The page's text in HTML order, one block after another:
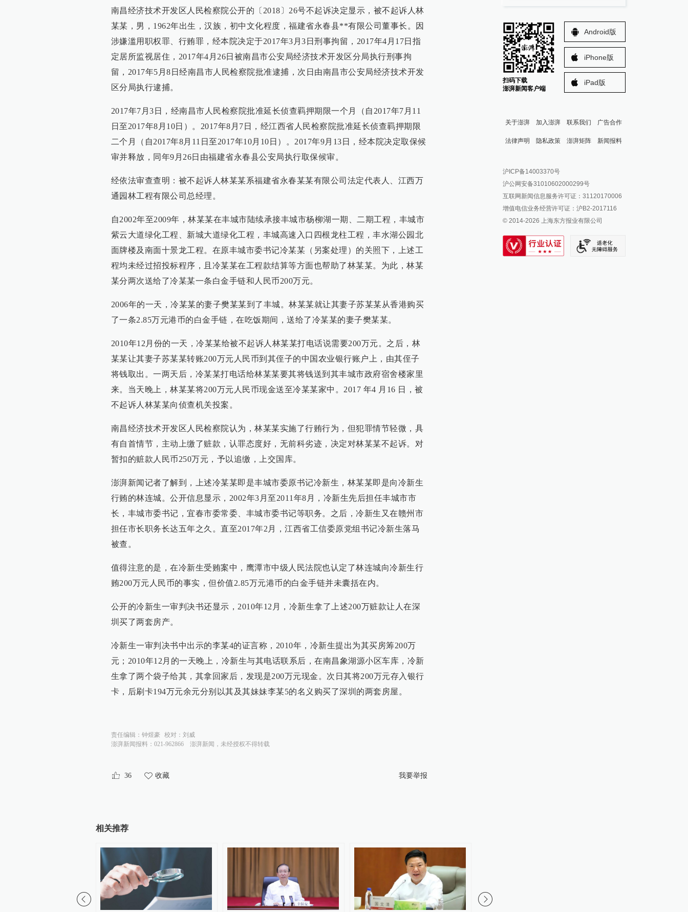
南昌经济技术开发区人民检察院公开的〔2018〕26号不起诉决定显示，被不起诉人林
某某，男，1962年出生，汉族，初中文化程度，福建省永春县**有限公司董事长。因
涉嫌滥用职权罪、行贿罪，经本院决定于2017年3月3日刑事拘留，2017年4月17日指
定居所监视居住，2017年4月26日被南昌市公安局经济技术开发区分局执行刑事拘
留，2017年5月8日经南昌市人民检察院批准逮捕，次日由南昌市公安局经济技术开发
区分局执行逮捕。
2017年7月3日，经南昌市人民检察院批准延长侦查羁押期限一个月（自2017年7月11
日至2017年8月10日）。2017年8月7日，经江西省人民检察院批准延长侦查羁押期限
二个月（自2017年8月11日至2017年10月10日）。2017年9月13日，经本院决定取保候
审并释放，同年9月26日由福建省永春县公安局执行取保候审。
经依法审查查明：被不起诉人林某某系福建省永春某某有限公司法定代表人、江西万
通园林工程有限公司总经理。
自2002年至2009年，林某某在丰城市陆续承接丰城市杨柳湖一期、二期工程，丰城市
紫云大道绿化工程、新城大道绿化工程，丰城高速入口四根龙柱工程，丰水湖公园北
面牌楼及南面十景龙工程。在原丰城市委书记冷某某（另案处理）的关照下，上述工
程均未经过招投标程序，且冷某某在工程款结算等方面也帮助了林某某。为此，林某
某分两次送给了冷某某一条白金手链和人民币200万元。
2006年的一天，冷某某的妻子樊某某到了丰城。林某某就让其妻子苏某某从香港购买
了一条2.85万元港币的白金手链，在吃饭期间，送给了冷某某的妻子樊某某。
2010年12月份的一天，冷某某给被不起诉人林某某打电话说需要200万元。之后，林
某某让其妻子苏某某转账200万元人民币到其侄子的中国农业银行账户上，由其侄子
将钱取出。一两天后，冷某某打电话给林某某要其将钱送到其丰城市政府宿舍楼家里
来。当天晚上，林某某将200万元人民币现金送至冷某某家中。2017 年4 月16 日，被
不起诉人林某某向侦查机关投案。
南昌经济技术开发区人民检察院认为，林某某实施了行贿行为，但犯罪情节轻微，具
有自首情节，主动上缴了赃款，认罪态度好，无前科劣迹，决定对林某某不起诉。对
暂扣的赃款人民币250万元，予以追缴，上交国库。
澎湃新闻记者了解到，上述冷某某即是丰城市委原书记冷新生，林某某即是向冷新生
行贿的林连城。公开信息显示，2002年3月至2011年8月，冷新生先后担任丰城市市
长，丰城市委书记，宜春市委常委、丰城市委书记等职务。之后，冷新生又在赣州市
担任市长职务长达五年之久。直至2017年2月，江西省工信委原党组书记冷新生落马
被查。
值得注意的是，在冷新生受贿案中，鹰潭市中级人民法院也认定了林连城向冷新生行
贿200万元人民币的事实，但价值2.85万元港币的白金手链并未囊括在内。
公开的冷新生一审判决书还显示，2010年12月，冷新生拿了上述200万赃款让人在深
圳买了两套房产。
冷新生一审判决书中出示的李某4的证言称，2010年，冷新生提出为其买房筹200万
元；2010年12月的一天晚上，冷新生与其电话联系后，在南昌象湖源小区车库，冷新
生拿了两个袋子给其，其拿回家后，发现是200万元现金。次日其将200万元存入银行
卡，后刷卡194万元余元分别以其及其妹妹李某5的名义购买了深圳的两套房屋。
责任编辑： 钟煜豪 校对： 刘威
澎湃新闻报料：021-962866
澎湃新闻，未经授权不得转载
36 收藏 我要举报
相关推荐
扫码下载
澎湃新闻客户端
Android版
iPhone版
iPad版
关于澎湃 加入澎湃 联系我们 广告合作
法律声明 隐私政策 澎湃矩阵
澎湃新闻公众号
澎湃新闻抖音号
派生万物开放平台
IP SHANGHAI
SIXTH TONE
新闻报料
报料邮箱: news@thepaper.cn
沪ICP备14003370号
沪公网安备31010602000299号
互联网新闻信息服务许可证：31120170006
增值电信业务经营许可证：沪B2-2017116
© 2014-2026 上海东方报业有限公司